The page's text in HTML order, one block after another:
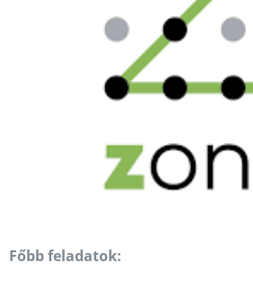
Főbb feladatok: